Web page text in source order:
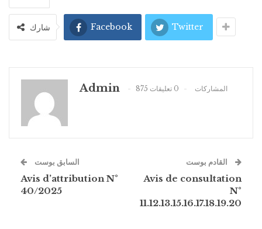
شارك Facebook Twitter
Admin 875 المشاركات 0 تعليقات
السابق بوست
Avis d’attribution N°
40/2025
Avis de consultation
N°
11.12.13.15.16.17.18.19.20